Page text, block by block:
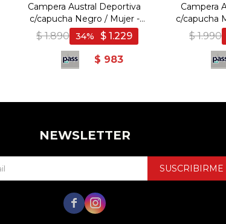
Campera Austral Deportiva
c/capucha Negro / Mujer -
Negro
$ 1.890 $ 1.229
34
$ 983
Campera
c/capucha
$ 1.990
NEWSLETTER
SUSCRIBIRME
 